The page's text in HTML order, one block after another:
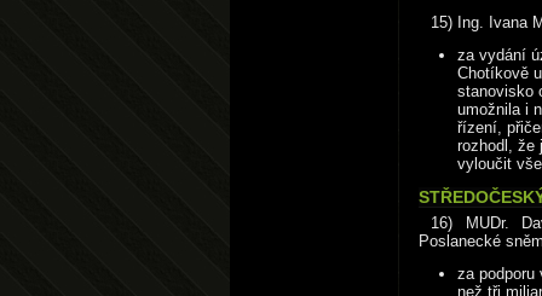
15) Ing. Ivana
za vydání
Chotíkově
stanovisko
umožnila i
řízení,
rozhodl, že
vyloučit
16) MUDr.
Poslanecké
za podporu
než tři